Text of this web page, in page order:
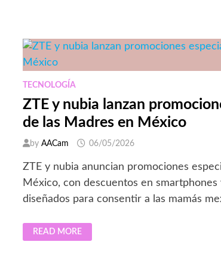
CREATIVOS
Y
PROFESIONALES
TECNOLOGÍA
ZTE y nubia lanzan
de las Madres en México
byAACam 06/05/2026
ZTE y nubia anuncian promociones
México, con descuentos en
diseñados para consentir a las mamás
ZTE
YREAD MORE